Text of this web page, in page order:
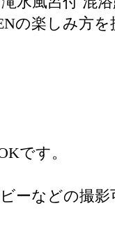
の楽しみ方
です。
ーなどの撮影